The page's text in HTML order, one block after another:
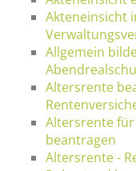
Akteneinsicht
Allgemein
Altersrente
Altersrente
beantragen
Altersrente -